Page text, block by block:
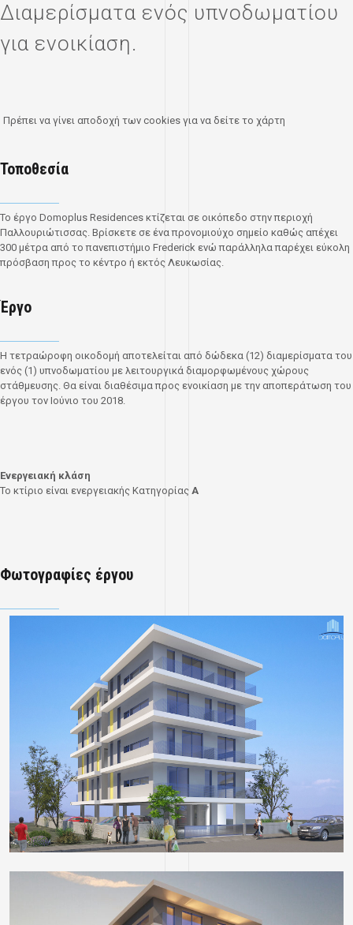
Διαμερίσματα ενός υπνοδωματίου
για ενοικίαση.
Πρέπει να γίνει αποδοχή των cookies για να δείτε το χάρτη
Τοποθεσία
Το έργο Domoplus Residences κτίζεται σε οικόπεδο στην περιοχή
Παλλουριώτισσας. Βρίσκετε σε ένα προνομιούχο σημείο καθώς απέχει
300 μέτρα από το πανεπιστήμιο Frederick ενώ παράλληλα παρέχει εύκολη
πρόσβαση προς το κέντρο ή εκτός Λευκωσίας.
Έργο
Η τετραώροφη οικοδομή αποτελείται από δώδεκα (12) διαμερίσματα του
ενός (1) υπνοδωματίου με λειτουργικά διαμορφωμένους χώρους
στάθμευσης. Θα είναι διαθέσιμα προς ενοικίαση με την αποπεράτωση του
έργου τον Ιούνιο του 2018.
Ενεργειακή κλάση
Το κτίριο είναι ενεργειακής Κατηγορίας A
Φωτογραφίες έργου